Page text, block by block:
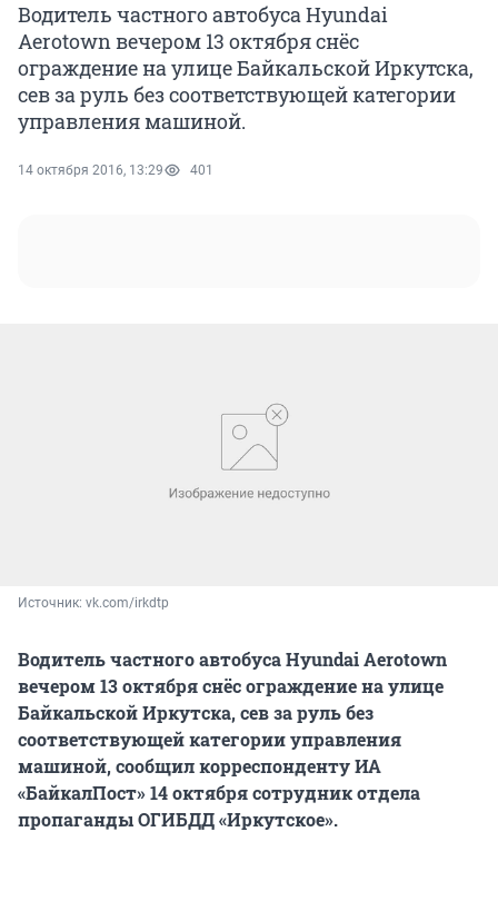
Водитель частного автобуса Hyundai
Aerotown вечером 13 октября снёс
ограждение на улице Байкальской Иркутска,
сев за руль без соответствующей категории
управления машиной.
14 октября 2016, 13:29 401
Источник: vk.com/irkdtp
Водитель частного автобуса Hyundai Aerotown
вечером 13 октября снёс ограждение на улице
Байкальской Иркутска, сев за руль без
соответствующей категории управления
машиной, сообщил корреспонденту ИА
«БайкалПост» 14 октября сотрудник отдела
пропаганды ОГИБДД «Иркутское».